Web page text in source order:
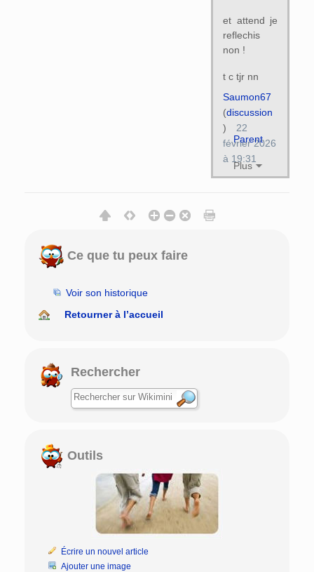
et attend je
reflechis
non !
t c tjr nn
Parent
Plus
Saumon67
(discussion
)
22
février 2026
à 19:31
Ce que tu peux faire
Voir son historique
Retourner à l’accueil
Rechercher
Outils
Écrire un nouvel article
Ajouter une image